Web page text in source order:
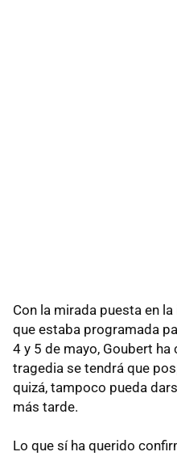
Con la mirada puesta en
que estaba programada
4 y 5 de mayo, Goubert
tragedia se tendrá que
quizá, tampoco pueda
más tarde.
Lo que sí ha querido